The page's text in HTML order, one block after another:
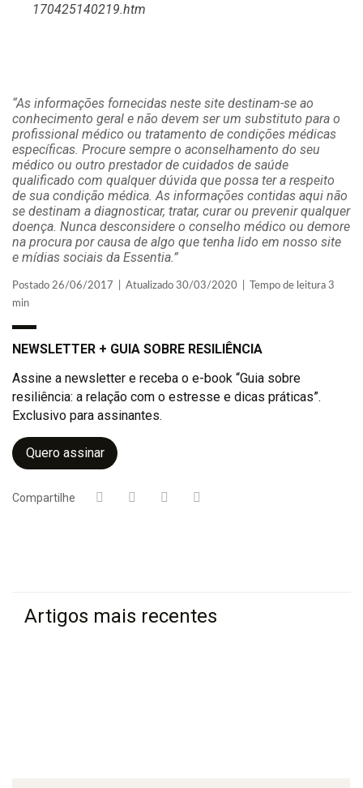
170425140219.htm
“As informações fornecidas neste site destinam-se ao
conhecimento geral e não devem ser um substituto para o
profissional médico ou tratamento de condições médicas
específicas. Procure sempre o aconselhamento do seu
médico ou outro prestador de cuidados de saúde
qualificado com qualquer dúvida que possa ter a respeito
de sua condição médica. As informações contidas aqui não
se destinam a diagnosticar, tratar, curar ou prevenir qualquer
doença. Nunca desconsidere o conselho médico ou demore
na procura por causa de algo que tenha lido em nosso site
e mídias sociais da Essentia.”
Postado 26/06/2017 | Atualizado 30/03/2020 | Tempo de leitura 3
min
NEWSLETTER + GUIA SOBRE RESILIÊNCIA
Assine a newsletter e receba o e-book “Guia sobre
resiliência: a relação com o estresse e dicas práticas”.
Exclusivo para assinantes.
Quero assinar
Compartilhe
Artigos mais recentes